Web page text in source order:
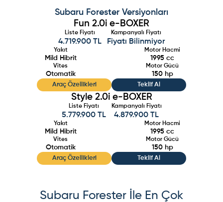
Subaru Forester Versiyonları
Fun 2.0i e-BOXER
Liste Fiyatı
4.719.900 TL
Kampanyalı Fiyatı
Fiyatı Bilinmiyor
Yakıt
Mild Hibrit
Motor Hacmi
1995 cc
Vites
Otomatik
Motor Gücü
150hp
Araç Özellikleri Teklif Al
Style 2.0i e-BOXER
Liste Fiyatı
5.779.900 TL
Kampanyalı Fiyatı
4.879.900 TL
Yakıt
Mild Hibrit
Motor Hacmi
1995 cc
Vites
Otomatik
Motor Gücü
150hp
Araç Özellikleri Teklif Al
Subaru Forester İle En Çok